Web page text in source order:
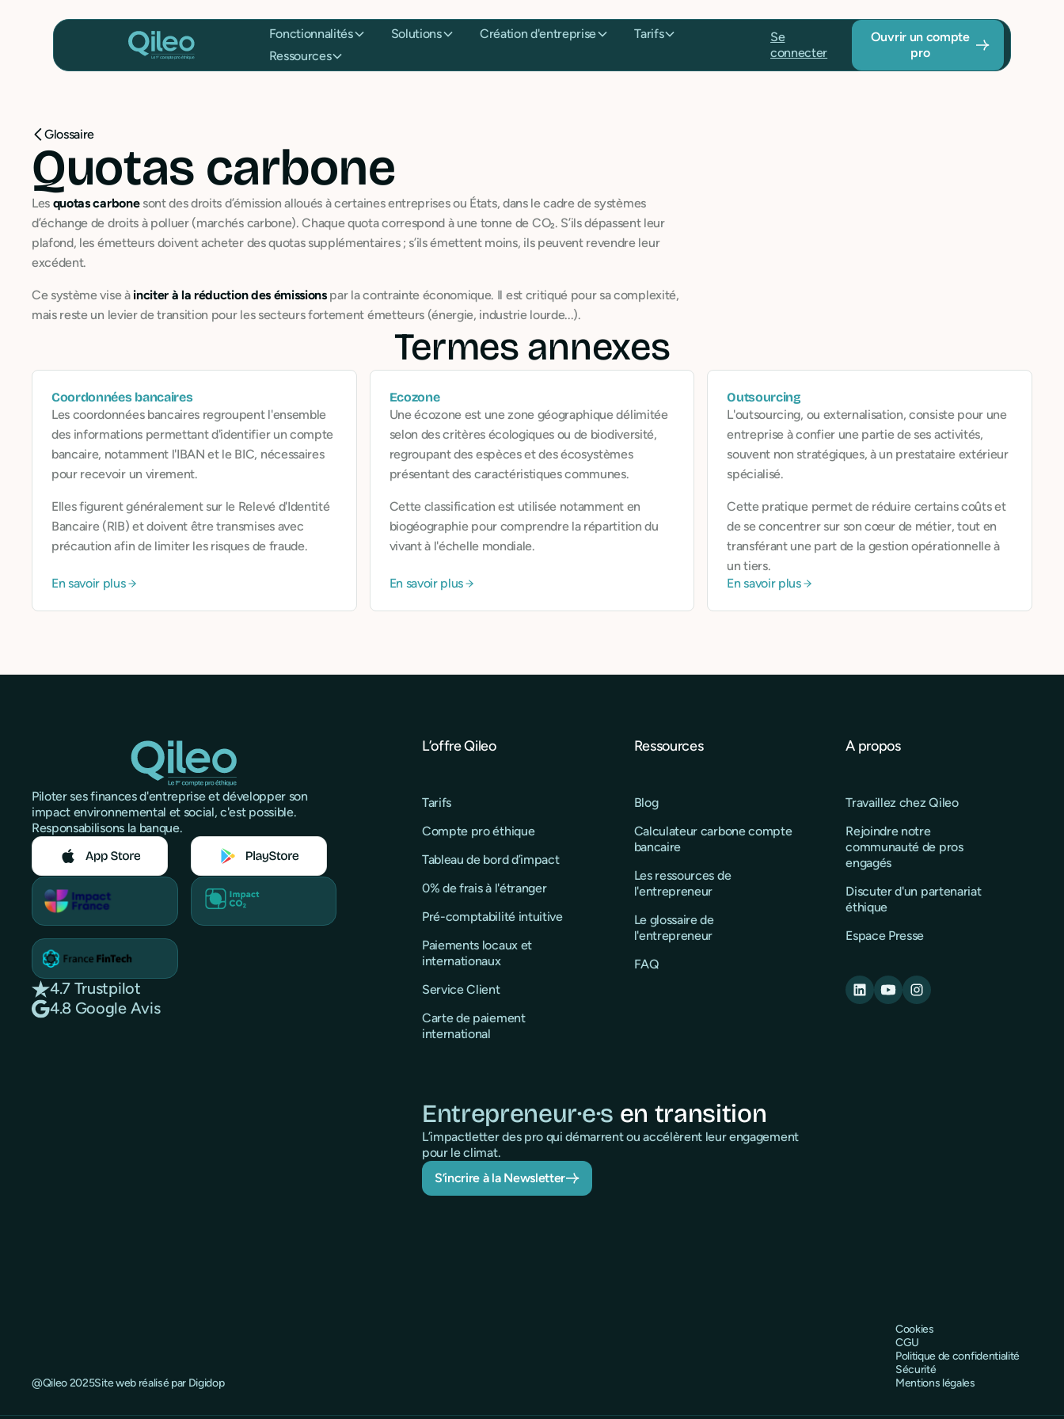
Fonctionnalités Solutions Création d'entreprise
Tarifs
Ressources
Se
connecter
Ouvrir un compte
pro
Glossaire
Quotas carbone
Les quotas carbonesont des droits d’émission alloués à certaines entreprises ou États, dans le cadre de systèmes
d’échange de droits à polluer (marchés carbone). Chaque quota correspond à une tonne de CO₂. S’ils dépassent leur
plafond, les émetteurs doivent acheter des quotas supplémentaires ; s’ils émettent moins, ils peuvent revendre leur
excédent.
Ce système vise à inciter à la réduction des émissionspar la contrainte économique. Il est critiqué pour sa complexité,
mais reste un levier de transition pour les secteurs fortement émetteurs (énergie, industrie lourde...).
Termes annexes
Coordonnées bancaires
Les coordonnées bancaires regroupent l'ensemble
des informations permettant d'identifier un compte
bancaire, notamment l'IBAN et le BIC, nécessaires
pour recevoir un virement.
Elles figurent généralement sur le Relevé d'Identité
Bancaire (RIB) et doivent être transmises avec
précaution afin de limiter les risques de fraude.
En savoir plus
Ecozone
Une écozone est une zone géographique délimitée
selon des critères écologiques ou de biodiversité,
regroupant des espèces et des écosystèmes
présentant des caractéristiques communes.
Cette classification est utilisée notamment en
biogéographie pour comprendre la répartition du
vivant à l'échelle mondiale.
En savoir plus
Outsourcing
L'outsourcing, ou externalisation, consiste pour une
entreprise à confier une partie de ses activités,
souvent non stratégiques, à un prestataire extérieur
spécialisé.
Cette pratique permet de réduire certains coûts et
de se concentrer sur son cœur de métier, tout en
transférant une part de la gestion opérationnelle à
un tiers.
En savoir plus
Piloter ses finances d'entreprise et développer son
impact environnemental et social, c'est possible.
Responsabilisons la banque.
4.7 Trustpilot
4.8 Google Avis
L’offre Qileo
Tarifs
Compte pro éthique
Tableau de bord d’impact
0% de frais à l'étranger
Pré-comptabilité intuitive
Paiements locaux et
internationaux
Service Client
Carte de paiement
international
Ressources
Blog
Calculateur carbone compte
bancaire
Les ressources de
l'entrepreneur
Le glossaire de
l'entrepreneur
FAQ
A propos
Travaillez chez Qileo
Rejoindre notre
communauté de pros
engagés
Discuter d'un partenariat
éthique
Espace Presse
Entrepreneur·e·s en transition
L’impactletter des pro qui démarrent ou accélèrent leur engagement
pour le climat.
S’incrire à la Newsletter
@Qileo 2025Site web réalisé par Digidop
Cookies
CGU
Politique de confidentialité
Sécurité
Mentions légales